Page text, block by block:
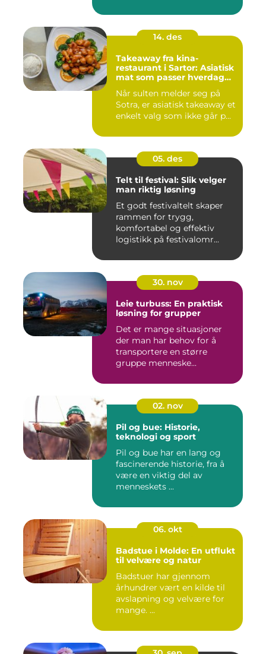
14. des
Takeaway fra kina-
restaurant i Sartor: Asiatisk
mat som passer hverdag
Når sulten melder seg på
Sotra, er asiatisk takeaway et
enkelt valg som ikke går p...
05. des
Telt til festival: Slik velger
man riktig løsning
Et godt festivaltelt skaper
rammen for trygg,
komfortabel og effektiv
logistikk på festivalomr...
30. nov
Leie turbuss: En praktisk
løsning for grupper
Det er mange situasjoner
der man har behov for å
transportere en større
gruppe menneske...
02. nov
Pil og bue: Historie,
teknologi og sport
Pil og bue har en lang og
fascinerende historie, fra å
være en viktig del av
menneskets ...
06. okt
Badstue i Molde: En utflukt
til velvære og natur
Badstuer har gjennom
århundrer vært en kilde til
avslapning og velvære for
mange. ...